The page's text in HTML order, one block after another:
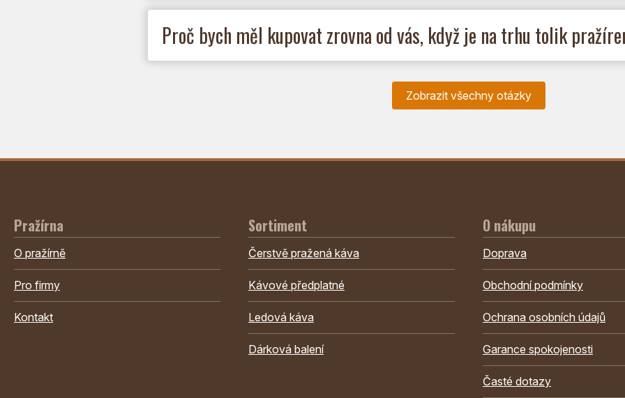
Proč bych měl kupovat zrovna od vás, když je na trhu tolik
Zobrazit všechny otázky
Pražírna
O pražírně
Pro firmy
Kontakt
Sortiment
Čerstvě pražená káva
Kávové předplatné
Ledová káva
Dárková balení
O nákupu
Doprava
Obchodní podmínky
Ochrana osobních údajů
Garance spokojenosti
Časté dotazy